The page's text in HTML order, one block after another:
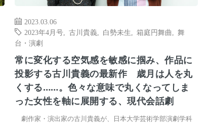
2023.03.06
2023年4月号 ,古川貴義 白勢未生 ,箱庭円舞曲 ,舞
台・演劇
常に変化する空気感を敏感に掴み、作品に
投影する古川貴義の最新作 歳月は人を丸
くする……。色々な意味で丸くなってしま
った女性を軸に展開する、現代会話劇
劇作家・演出家の古川貴義が、日本大学芸術学部演劇学科